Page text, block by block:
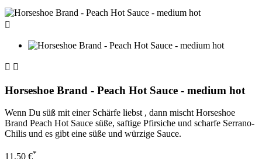

 
Horseshoe Brand - Peach Hot Sauce - medium hot
Wenn Du süß mit einer Schärfe liebst , dann mischt Horseshoe
Brand Peach Hot Sauce süße, saftige Pfirsiche und scharfe Serrano-
Chilis und es gibt eine süße und würzige Sauce.
11,50 €*